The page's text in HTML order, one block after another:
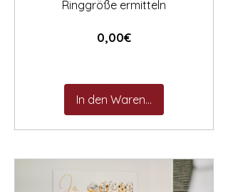
Ringgröße ermitteln
0,00€Preis
In den Warenkorb